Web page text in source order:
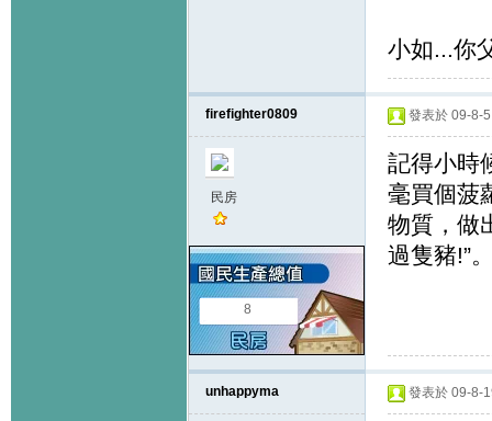
小如...你
firefighter0809
民房
8
發表於 09-8-
記得小時
毫買個菠
物質，做
過隻豬!”
unhappyma 發表於 09-8-